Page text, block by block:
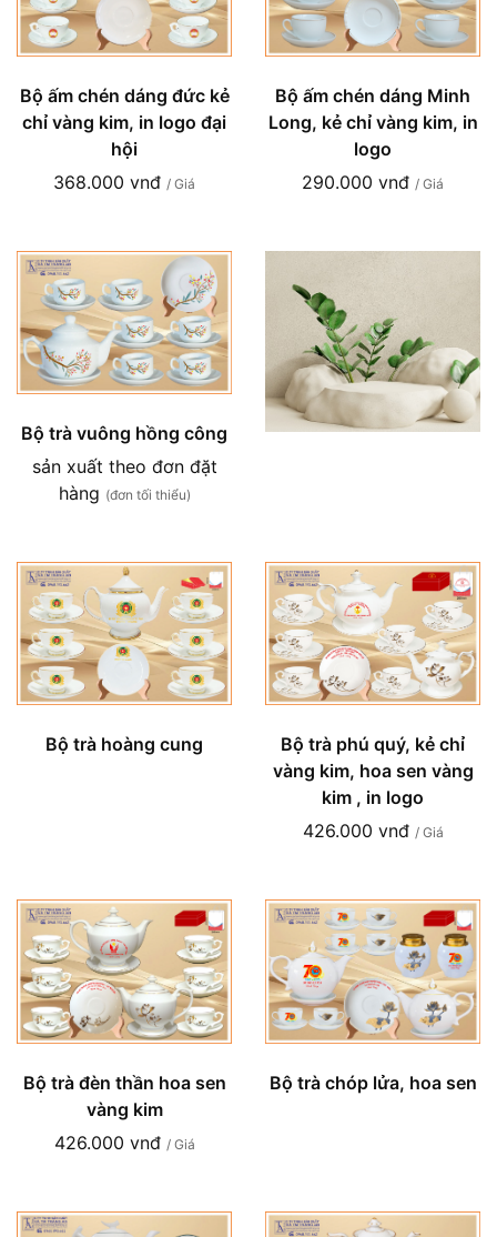
Bộ ấm chén dáng đức kẻ
chỉ vàng kim, in logo đại
hội
368.000 vnđ / Giá
Bộ ấm chén dáng Minh
Long, kẻ chỉ vàng kim, in
logo
290.000 vnđ / Giá
Bộ trà vuông hồng công
sản xuất theo đơn đặt
hàng (đơn tối thiểu)
Bộ trà hoàng cung
Bộ trà phú quý, kẻ chỉ
vàng kim, hoa sen vàng
kim , in logo
426.000 vnđ / Giá
Bộ trà đèn thần hoa sen
vàng kim
426.000 vnđ / Giá
Bộ trà chóp lửa, hoa sen